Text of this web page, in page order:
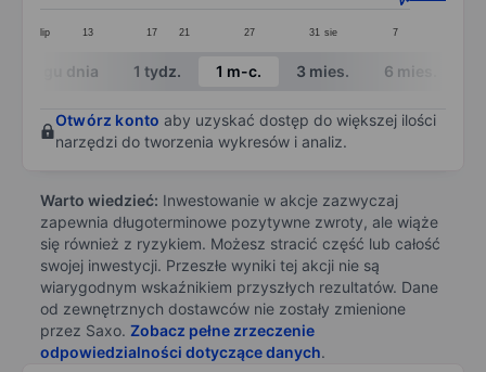
lip 13 17 21 27 31 sie 7
End of interactive chart.
W ciągu dnia 1 tydz. 1 m-c. 3 mies. 6 mies.
Otwórz konto aby uzyskać dostęp do większej ilości
narzędzi do tworzenia wykresów i analiz.
Warto wiedzieć: Inwestowanie w akcje zazwyczaj
zapewnia długoterminowe pozytywne zwroty, ale wiąże
się również z ryzykiem. Możesz stracić część lub całość
swojej inwestycji. Przeszłe wyniki tej akcji nie są
wiarygodnym wskaźnikiem przyszłych rezultatów. Dane
od zewnętrznych dostawców nie zostały zmienione
przez Saxo. Zobacz pełne zrzeczenie
odpowiedzialności dotyczące danych.